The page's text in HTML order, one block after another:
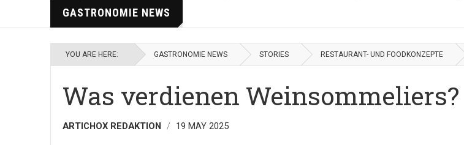
LA
GASTRONOMIE NEWS
YOU ARE HERE: GASTRONOMIE NEWS STORIES RESTAURANT- UND FOODKONZEPTE
Was verdienen Weinsommeliers?
ARTICHOX REDAKTION 19 MAY 2025